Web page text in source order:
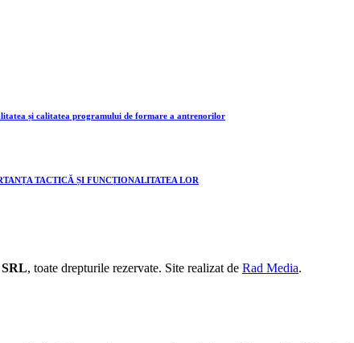
și calitatea programului de formare a antrenorilor
TACTICĂ ȘI FUNCȚIONALITATEA LOR
, toate drepturile rezervate. Site realizat de Rad Media.